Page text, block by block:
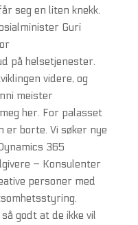
seg en liten knekk.
Guri
på helsetjenester.
videre, og
meister
her. For palasset
er borte. Vi søker nye
365
– Konsulenter
personer med
godt at de ikke vil